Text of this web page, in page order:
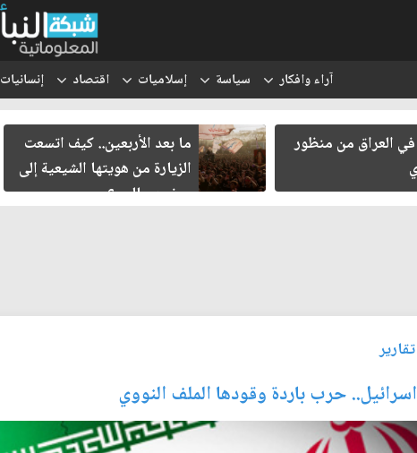
آراء وافكار سياسة إسلاميات اقتصاد إنسانيات
في العراق من منظور
ما بعد الأربعين.. كيف اتسعت
الزيارة من هويتها الشيعية إلى
حضور عالمي؟
تقارير
حرب باردة وقودها الملف النووي